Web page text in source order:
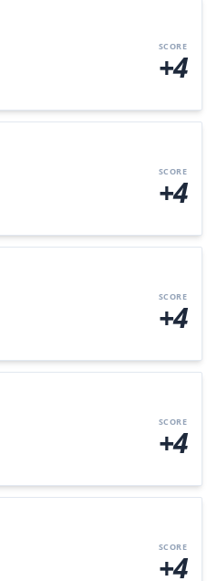
SCORE
+4
SCORE
+4
SCORE
+4
SCORE
+4
SCORE
+4